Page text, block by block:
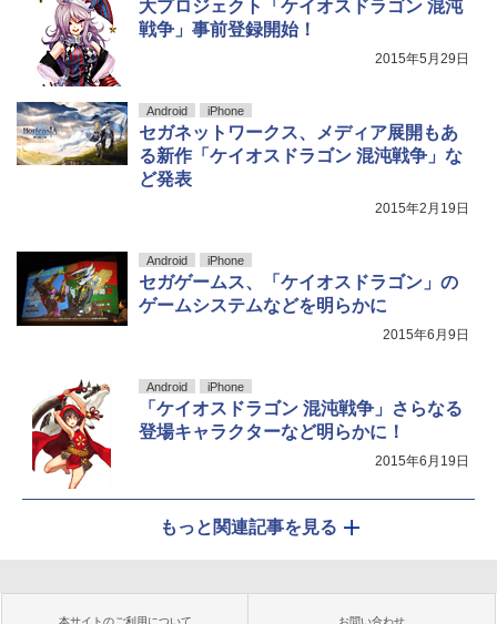
大プロジェクト「ケイオスドラゴン 混沌
戦争」事前登録開始！
2015年5月29日
Android iPhone
セガネットワークス、メディア展開もあ
る新作「ケイオスドラゴン 混沌戦争」な
ど発表
2015年2月19日
Android iPhone
セガゲームス、「ケイオスドラゴン」の
ゲームシステムなどを明らかに
2015年6月9日
Android iPhone
「ケイオスドラゴン 混沌戦争」さらなる
登場キャラクターなど明らかに！
2015年6月19日
もっと関連記事を見る